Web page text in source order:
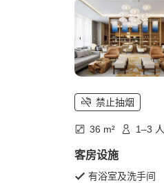
禁止抽烟
36 m² 1–3 人
客房设施
有浴室及洗手间